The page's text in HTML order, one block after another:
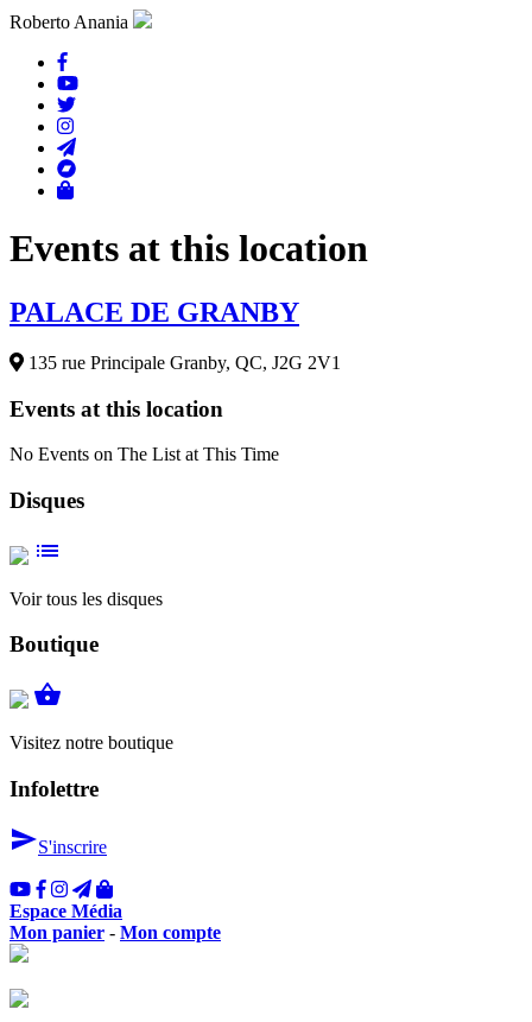
Roberto Anania
Events at this location
PALACE DE GRANBY
135 rue Principale Granby, QC, J2G 2V1
Events at this location
No Events on The List at This Time
Disques
list
Voir tous les disques
Boutique
shopping_basket
Visitez notre boutique
Infolettre
sendS'inscrire
Espace Média
Mon panier - Mon compte